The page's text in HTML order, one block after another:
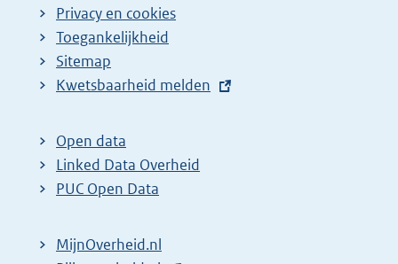
Privacy en cookies
Toegankelijkheid
Sitemap
E
t
e
r
l
Kwetsbaarheid melden
Open data
Linked Data Overheid
PUC Open Data
MijnOverheid.nl